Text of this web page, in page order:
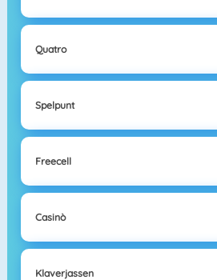
Quatro
Spelpunt
Freecell
Casinò
Klaverjassen